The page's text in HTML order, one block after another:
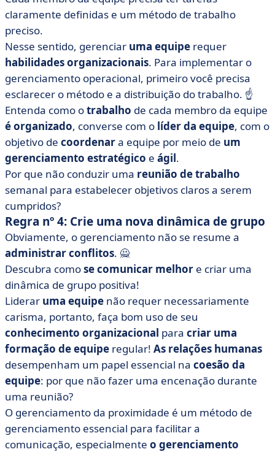
claramente definidas e um método de trabalho
preciso.
Nesse sentido, gerenciar uma equipe requer
habilidades organizacionais. Para implementar o
gerenciamento operacional, primeiro você precisa
esclarecer o método e a distribuição do trabalho. ☝️
Entenda como otrabalho de cada membro da equipe
é organizado, converse com o líder da equipe, com o
objetivo de coordenara equipe por meio de um
gerenciamento estratégico e ágil.
Por que não conduzir uma reunião de trabalho
semanal para estabelecer objetivos claros a serem
cumpridos?
Regra nº 4: Crie uma nova dinâmica de grupo
Obviamente, o gerenciamento não se resume a
administrar conflitos. 🙅
Descubra comose comunicar melhor e criar uma
dinâmica de grupo positiva!
Liderar uma equipe não requer necessariamente
carisma, portanto, faça bom uso de seu
conhecimento organizacional para criar uma
formação de equipe regular! As relações humanas
desempenham um papel essencial na coesão da
equipe: por que não fazer uma encenação durante
uma reunião?
O gerenciamento da proximidade é um método de
gerenciamento essencial para facilitar a
comunicação, especialmente o gerenciamento